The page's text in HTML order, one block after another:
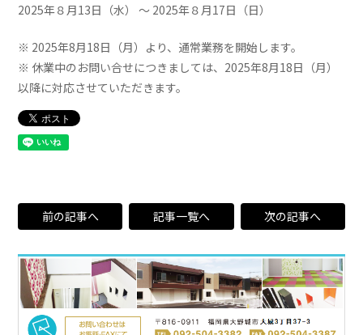
2025年８月13日（水） ～ 2025年８月17日（日）
※ 2025年8月18日（月）より、通常業務を開始します。
※ 休業中のお問い合せにつきましては、2025年8月18日（月）
以降に対応させていただきます。
前の記事へ 記事一覧へ 次の記事へ